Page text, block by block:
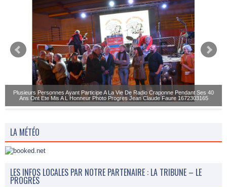
Plusieurs Personnes Ayant Participe A La Vie De Radio Craponne Pendant Ses 40
Ans Ont Ete Mis A L Honneur Photo Progres Jean Claude Faure 1672303165
LA MÉTÉO
LES INFOS LOCALES PAR NOTRE PARTENAIRE : LA TRIBUNE – LE
PROGRÈS